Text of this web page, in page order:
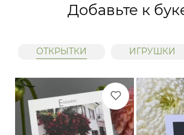
Добавьте к
ОТКРЫТКИ ИГРУШКИ